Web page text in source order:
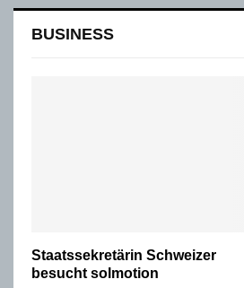
BUSINESS
Staatssekretärin Schweizer
besucht solmotion